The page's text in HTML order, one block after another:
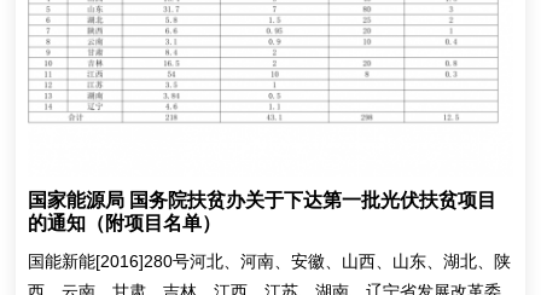
国家能源局 国务院扶贫办关于下达第一批光伏扶贫项目
的通知（附项目名单）
国能新能[2016]280号河北、河南、安徽、山西、山东、湖北、陕
西、云南、甘肃、吉林、江西、江苏、湖南、辽宁省发展改革委